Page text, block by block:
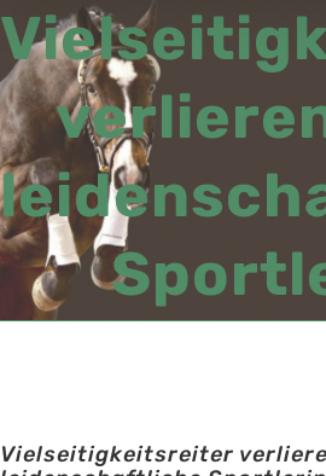
Vielseitigkeitsreiter